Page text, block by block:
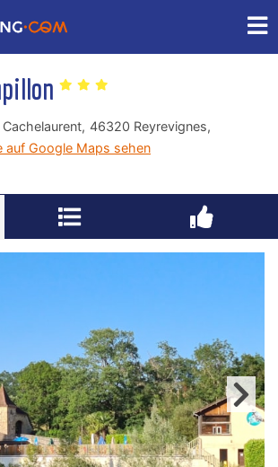
46320 Reyrevignes,
auf Google Maps sehen